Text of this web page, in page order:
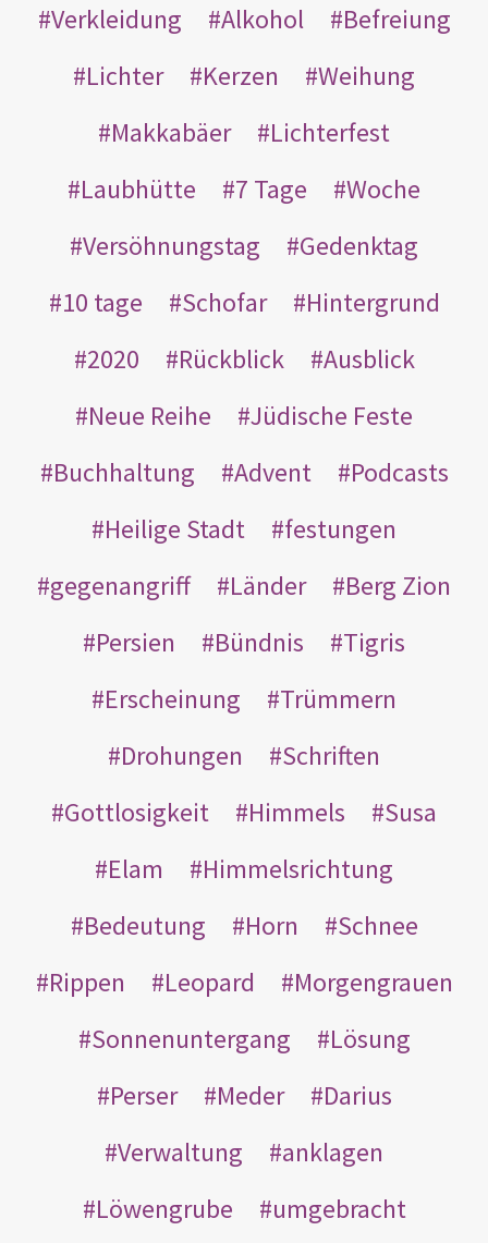
Verkleidung
Alkohol
Befreiung
Lichter
Kerzen
Weihung
Makkabäer
Lichterfest
Laubhütte
7 Tage
Woche
Versöhnungstag
Gedenktag
10 tage
Schofar
Hintergrund
2020
Rückblick
Ausblick
Neue Reihe
Jüdische Feste
Buchhaltung
Advent
Podcasts
Heilige Stadt
festungen
gegenangriff
Länder
Berg Zion
Persien
Bündnis
Tigris
Erscheinung
Trümmern
Drohungen
Schriften
Gottlosigkeit
Himmels
Susa
Elam
Himmelsrichtung
Bedeutung
Horn
Schnee
Rippen
Leopard
Morgengrauen
Sonnenuntergang
Lösung
Perser
Meder
Darius
Verwaltung
anklagen
Löwengrube
umgebracht